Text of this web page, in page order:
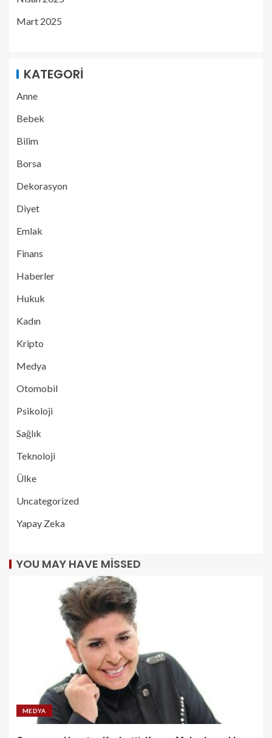
Mart 2025
KATEGORI
Anne
Bebek
Bilim
Borsa
Dekorasyon
Diyet
Emlak
Finans
Haberler
Hukuk
Kadın
Kripto
Medya
Otomobil
Psikoloji
Sağlık
Teknoloji
Ülke
Uncategorized
Yapay Zeka
YOU MAY HAVE MISSED
MEDYA